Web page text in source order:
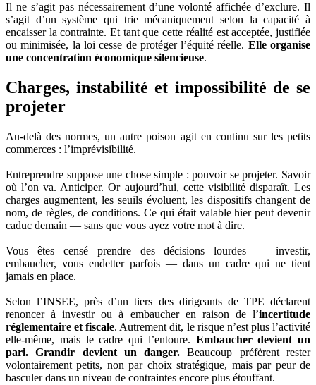
Il ne s’agit pas nécessairement d’une volonté affichée d’exclure. Il
s’agit d’un système qui trie mécaniquement selon la capacité à
encaisser la contrainte. Et tant que cette réalité est acceptée, justifiée
ou minimisée, la loi cesse de protéger l’équité réelle. Elle organise
une concentration économique silencieuse.
Charges, instabilité et impossibilité de se
projeter
Au-delà des normes, un autre poison agit en continu sur les petits
commerces : l’imprévisibilité.
Entreprendre suppose une chose simple : pouvoir se projeter. Savoir
où l’on va. Anticiper. Or aujourd’hui, cette visibilité disparaît. Les
charges augmentent, les seuils évoluent, les dispositifs changent de
nom, de règles, de conditions. Ce qui était valable hier peut devenir
caduc demain — sans que vous ayez votre mot à dire.
Vous êtes censé prendre des décisions lourdes — investir,
embaucher, vous endetter parfois — dans un cadre qui ne tient
jamais en place.
Selon l’INSEE, près d’un tiers des dirigeants de TPE déclarent
renoncer à investir ou à embaucher en raison de l’incertitude
réglementaire et fiscale. Autrement dit, le risque n’est plus l’activité
elle-même, mais le cadre qui l’entoure. Embaucher devient un
pari. Grandir devient un danger. Beaucoup préfèrent rester
volontairement petits, non par choix stratégique, mais par peur de
basculer dans un niveau de contraintes encore plus étouffant.